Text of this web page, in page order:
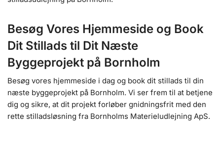
Besøg Vores Hjemmeside og Book
Dit Stillads til Dit Næste
Byggeprojekt på Bornholm
Besøg vores hjemmeside i dag og book dit stillads til din
næste byggeprojekt på Bornholm. Vi ser frem til at betjene
dig og sikre, at dit projekt forløber gnidningsfrit med den
rette stilladsløsning fra Bornholms Materieludlejning ApS.